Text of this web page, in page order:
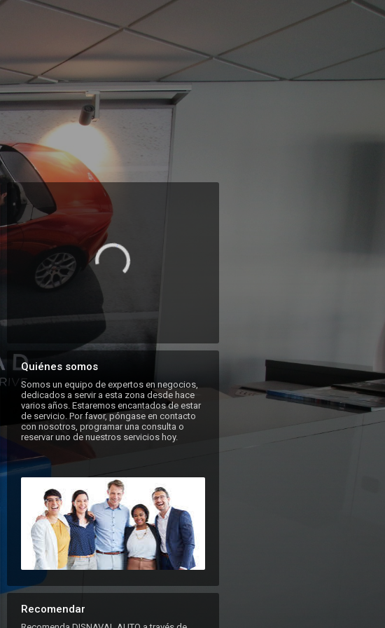
Quiénes somos
Somos un equipo de expertos en negocios,
dedicados a servir a esta zona desde hace
varios años. Estaremos encantados de estar
de servicio. Por favor, póngase en contacto
con nosotros, programar una consulta o
reservar uno de nuestros servicios hoy.
Recomendar